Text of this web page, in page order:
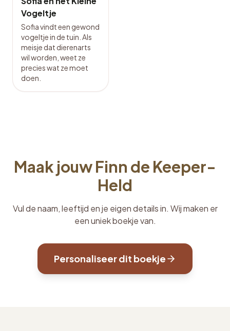
Vogeltje
Sofia vindt een gewond
vogeltje in de tuin. Als
meisje dat dierenarts
wil worden, weet ze
precies wat ze moet
doen.
Maak jouw Finn de Keeper-
Held
Vul de naam, leeftijd en je eigen details in. Wij maken er
een uniek boekje van.
Personaliseer dit boekje